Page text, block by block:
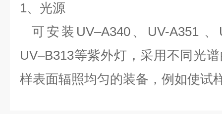
1、光源
可安装 UV–A340、UV-A351
UV–B313等紫外灯，采用不同光
样表面辐照均匀的装备，例如使试